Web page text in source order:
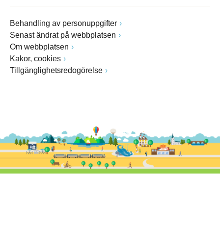
Behandling av personuppgifter
Senast ändrat på webbplatsen
Om webbplatsen
Kakor, cookies
Tillgänglighetsredogörelse